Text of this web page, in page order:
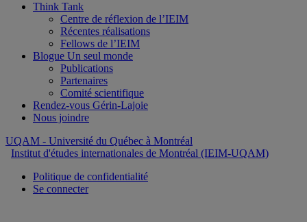
Think Tank
Centre de réflexion de l’IEIM
Récentes réalisations
Fellows de l’IEIM
Blogue Un seul monde
Publications
Partenaires
Comité scientifique
Rendez-vous Gérin-Lajoie
Nous joindre
UQAM - Université du Québec à Montréal
Institut d'études internationales de Montréal (IEIM-UQAM)
Politique de confidentialité
Se connecter